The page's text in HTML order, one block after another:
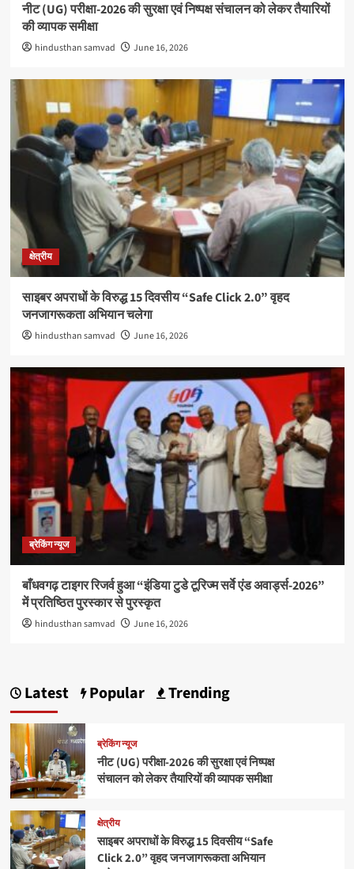
नीट (UG) परीक्षा-2026 की सुरक्षा एवं निष्पक्ष संचालन को लेकर तैयारियों
की व्यापक समीक्षा
hindusthan samvad June 16, 2026
क्षेत्रीय
साइबर अपराधों के विरुद्ध 15 दिवसीय “Safe Click 2.0” वृहद
जनजागरूकता अभियान चलेगा
hindusthan samvad June 16, 2026
ब्रेकिंग न्यूज
बाँधवगढ़ टाइगर रिजर्व हुआ “इंडिया टुडे टूरिज्म सर्वे एंड अवार्ड्स-2026”
में प्रतिष्ठित पुरस्कार से पुरस्कृत
hindusthan samvad June 16, 2026
Latest Popular Trending
ब्रेकिंग न्यूज
नीट (UG) परीक्षा-2026 की सुरक्षा एवं निष्पक्ष
संचालन को लेकर तैयारियों की व्यापक समीक्षा
क्षेत्रीय
साइबर अपराधों के विरुद्ध 15 दिवसीय “Safe
Click 2.0” वृहद जनजागरूकता अभियान